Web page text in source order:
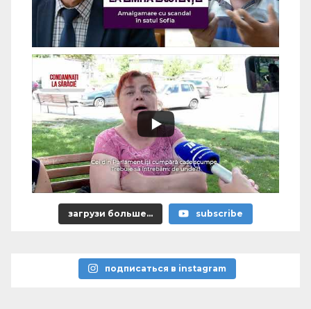
загрузи больше... subscribe
подписаться в instagram